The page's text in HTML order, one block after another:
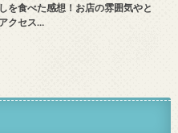
しを食べた感想！お店の雰囲気やと
アクセス…